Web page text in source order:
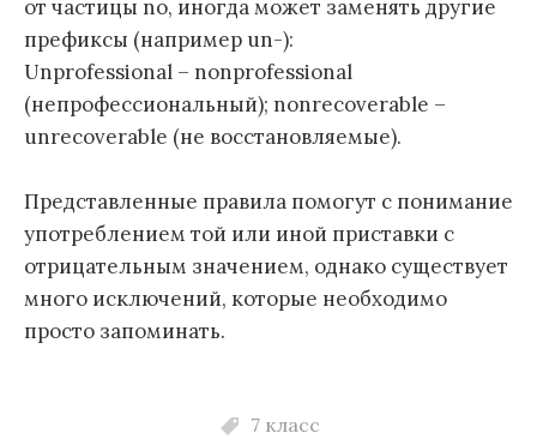
от частицы no, иногда может заменять другие
префиксы (например un-):
Unprofessional – nonprofessional
(непрофессиональный); nonrecoverable –
unrecoverable (не восстановляемые).
Представленные правила помогут с понимание
употреблением той или иной приставки с
отрицательным значением, однако существует
много исключений, которые необходимо
просто запоминать.
7 класс